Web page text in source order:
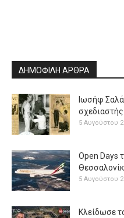
ΔΗΜΟΦΙΛΗ ΑΡΘΡΑ
Ιωσήφ
5 Αυγούστου
Open Days
5 Αυγούστου
Κλείδωσε